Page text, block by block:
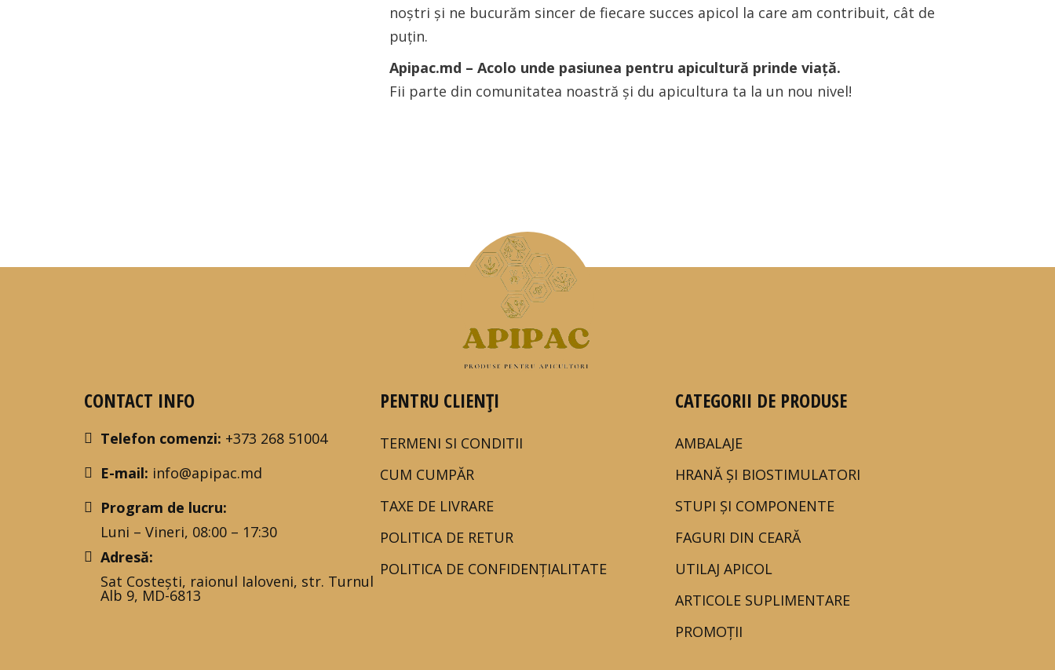
noștri și ne bucurăm sincer de fiecare succes apicol la care am contribuit, cât de
puțin.
Apipac.md – Acolo unde pasiunea pentru apicultură prinde viață.
Fii parte din comunitatea noastră și du apicultura ta la un nou nivel!
CONTACT INFO
Telefon comenzi: +373 268 51004
E-mail: info@apipac.md
Program de lucru:
Luni – Vineri, 08:00 – 17:30
Adresă:
Sat Costești, raionul Ialoveni, str. Turnul
Alb 9, MD-6813
PENTRU CLIENȚI
TERMENI SI CONDITII
CUM CUMPĂR
TAXE DE LIVRARE
POLITICA DE RETUR
POLITICA DE CONFIDENȚIALITATE
CATEGORII DE PRODUSE
AMBALAJE
HRANĂ ȘI BIOSTIMULATORI
STUPI ȘI COMPONENTE
FAGURI DIN CEARĂ
UTILAJ APICOL
ARTICOLE SUPLIMENTARE
PROMOȚII